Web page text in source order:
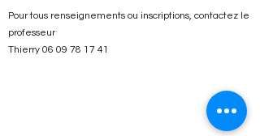
Pour tous renseignements ou inscriptions, contactez le
professeur
Thierry 06 09 78 17 41